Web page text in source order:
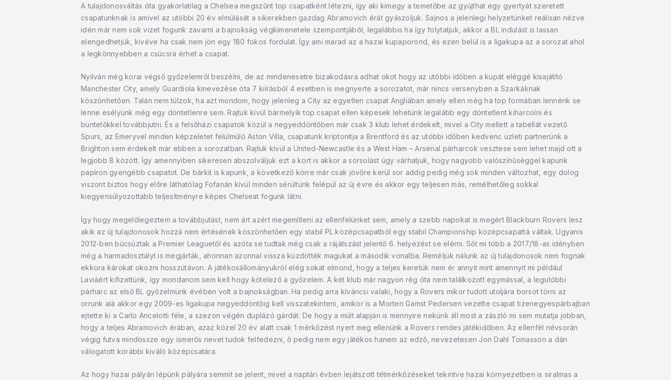
A tulajdonosváltás óta gyakorlatilag a Chelsea megszűnt top csapatként létezni, így aki kimegy a temetőbe az gyújthat egy gyertyát szeretett
csapatunknak is amivel az utóbbi 20 év elmúlását a sikerekben gazdag Abramovich érát gyászoljuk. Sajnos a jelenlegi helyzetünket reálisan nézve
idén már nem sok vizet fogunk zavarni a bajnokság végkimenetele szempontjából, legalábbis ha így folytatjuk, akkor a BL indulást is lassan
elengedhetjük, kivéve ha csak nem jön egy 180 fokos fordulat. Így ami marad az a hazai kupaporond, és ezen belül is a ligakupa az a sorozat ahol
a legkönnyebben a csúcsra érhet a csapat.
Nyilván még korai végső győzelemről beszélni, de az mindenesetre bizakodásra adhat okot hogy az utóbbi időben a kupát eléggé kisajátító
Manchester City, amely Guardiola kinevezése óta 7 kiírásból 4 esetben is megnyerte a sorozatot, már nincs versenyben a Szarkáknak
köszönhetően. Talán nem túlzok, ha azt mondom, hogy jelenleg a City az egyetlen csapat Angliában amely ellen még ha top formában lennénk se
lenne esélyünk még egy döntetlenre sem. Rajtuk kívül bármelyik top csapat ellen képesek lehetünk legalább egy döntetlent kiharcolni és
büntetőkkel továbbjutni. És a felsőházi csapatok közül a negyeddöntőben már csak 3 klub lehet érdekelt, mivel a City mellett a tabellát vezető
Spurs, az Emeryvel minden képzeletet felülmúló Aston Villa, csapatunk kriptonitja a Brentford és az utóbbi időben kedvenc üzleti partnerünk a
Brighton sem érdekelt már ebben a sorozatban. Rajtuk kívül a United-Newcastle és a West Ham – Arsenal párharcok vesztese sem lehet majd ott a
legjobb 8 között. Így amennyiben sikeresen abszolváljuk ezt a kört is akkor a sorsolást úgy várhatjuk, hogy nagyobb valószínűséggel kapunk
papíron gyengébb csapatot. De bárkit is kapunk, a következő körre már csak jövőre kerül sor addig pedig még sok minden változhat, egy dolog
viszont biztos hogy előre láthatólag Fofanán kívül minden sérültünk felépül az új évre és akkor egy teljesen más, remélhetőleg sokkal
kiegyensúlyozottabb teljesítményre képes Chelseat fogunk látni.
Így hogy megelőlegeztem a továbbjutást, nem árt azért megemlíteni az ellenfelünket sem, amely a szebb napokat is megért Blackburn Rovers lesz
akik az új tulajdonosok hozzá nem értésének köszönhetően egy stabil PL középcsapatból egy stabil Championship középcsapattá váltak. Ugyanis
2012-ben búcsúztak a Premier Leaguetől és azóta se tudtak még csak a rájátszást jelentő 6. helyezést se elérni. Sőt mi több a 2017/18-as idényben
még a harmadosztályt is megjárták, ahonnan azonnal vissza küzdötték magukat a második vonalba. Reméljük nálunk az új tulajdonosok nem fognak
ekkora károkat okozni hosszútávon. A játékosállományukról elég sokat elmond, hogy a teljes keretük nem ér annyit mint amennyit mi például
Laviáért kifizettünk, így mondanom sem kell hogy kötelező a győzelem. A két klub már nagyon rég óta nem találkozott egymással, a legutóbbi
párharc az első BL győzelmünk évében volt a bajnokságban. Ha pedig arra kíváncsi valaki, hogy a Rovers mikor tudott utoljára borsot törni az
orrunk alá akkor egy 2009-es ligakupa negyeddöntőig kell visszatekinteni, amikor is a Morten Gamst Pedersen vezette csapat tizenegyespárbajban
ejtette ki a Carlo Ancelotti féle, a szezon végén duplázó gárdát. De hogy a múlt alapján is mennyire nekünk áll most a zászló mi sem mutatja jobban,
hogy a teljes Abramovich érában, azaz közel 20 év alatt csak 1 mérkőzést nyert meg ellenünk a Rovers rendes játékidőben. Az ellenfél névsorán
végig futva mindössze egy ismerős nevet tudok felfedezni, ő pedig nem egy játékos hanem az edző, nevezetesen Jon Dahl Tomasson a dán
válogatott korábbi kiváló középcsatára.
Az hogy hazai pályán lépünk pályára semmit se jelent, mivel a naptári évben lejátszott tétmérkőzéseket tekintve hazai környezetben is siralmas a